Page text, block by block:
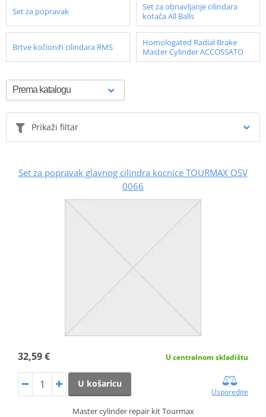
Set za popravak
Set za obnavljanje cilindara
kotača All Balls
Brtve kočionih cilindara RMS
Homologated Radial Brake
Master Cylinder ACCOSSATO
Prikaži filtar
Set za popravak glavnog cilindra kocnice TOURMAX OSV
0066
32,59 € U centralnom skladištu
U košaricu
Usporedite
Master cylinder repair kit Tourmax